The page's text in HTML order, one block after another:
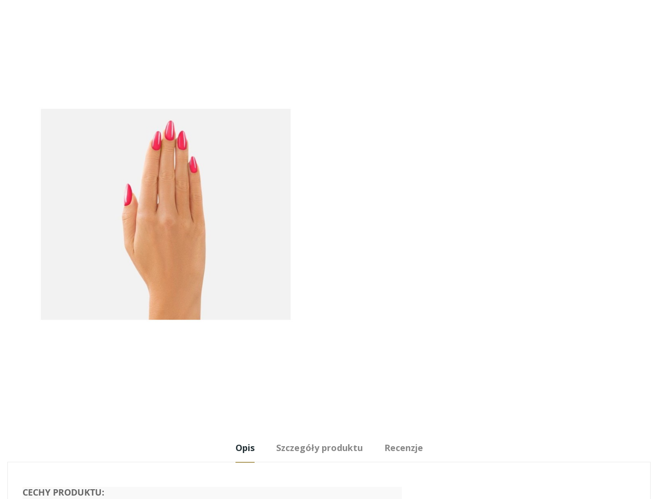
Opis Szczegóły produktu Recenzje
CECHY PRODUKTU: